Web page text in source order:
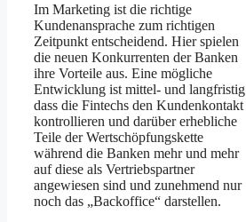
Im Marketing ist die richtige
Kundenansprache zum richtigen
Zeitpunkt entscheidend. Hier spielen
die neuen Konkurrenten der Banken
ihre Vorteile aus. Eine mögliche
Entwicklung ist mittel- und langfristig
dass die Fintechs den Kundenkontakt
kontrollieren und darüber erhebliche
Teile der Wertschöpfungskette
während die Banken mehr und mehr
auf diese als Vertriebspartner
angewiesen sind und zunehmend nur
noch das „Backoffice“ darstellen.